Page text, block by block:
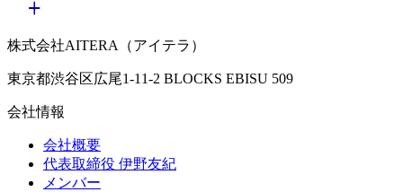
株式会社AITERA（アイテラ）
東京都渋谷区広尾1-11-2 BLOCKS EBISU 509
会社情報
会社概要
代表取締役 伊野友紀
メンバー